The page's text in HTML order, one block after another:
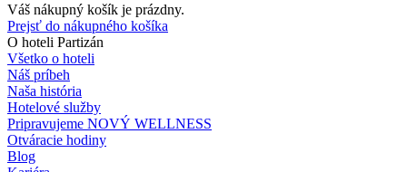
Váš nákupný košík je prázdny.
Prejsť do nákupného košíka
O hoteli Partizán
Všetko o hoteli
Náš príbeh
Naša história
Hotelové služby
Pripravujeme NOVÝ WELLNESS
Otváracie hodiny
Blog